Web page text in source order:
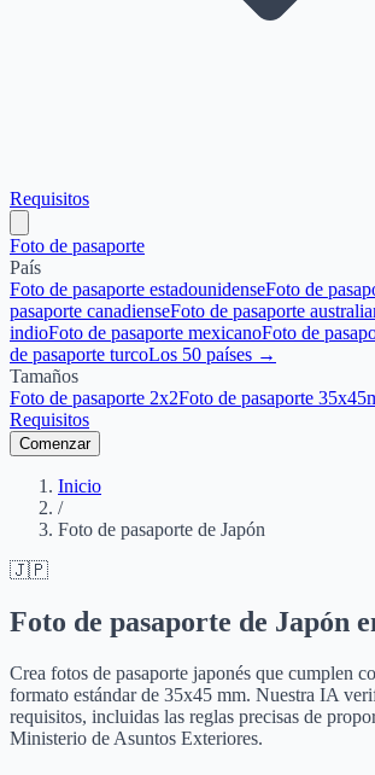
Requisitos
Foto de pasaporte
País
Foto de pasaporte estadounidenseFoto de
pasaporte canadienseFoto de pasaporte
indioFoto de pasaporte mexicanoFoto de
de pasaporte turcoLos 50 países →
Tamaños
Foto de pasaporte 2x2Foto de pasaporte
Requisitos
Comenzar
Inicio
/
Foto de pasaporte de Japón
🇯🇵
Foto de pasaporte de Japón
Crea fotos de pasaporte japonés que cumplen
formato estándar de 35x45 mm. Nuestra IA
requisitos, incluidas las reglas precisas de
Ministerio de Asuntos Exteriores.